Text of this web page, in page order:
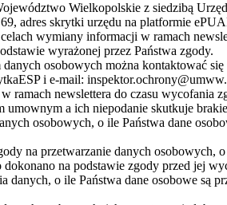
Wielkopolskie z siedzibą
adres skrytki urzędu na platformie
wymiany informacji w ramach
wyrażonej przez Państwa zgody.
osobowych można kontaktować
i e-mail:
ramach newslettera do czasu wycofania
umownym a ich niepodanie skutkuje
osobowych, o ile Państwa dane
na przetwarzanie danych
na podstawie zgody przed jej
danych, o ile Państwa dane osobowe są